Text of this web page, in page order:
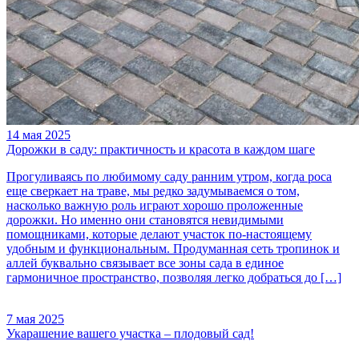
14 мая 2025
Дорожки в саду: практичность и красота в каждом шаге
Прогуливаясь по любимому саду ранним утром, когда роса
еще сверкает на траве, мы редко задумываемся о том,
насколько важную роль играют хорошо проложенные
дорожки. Но именно они становятся невидимыми
помощниками, которые делают участок по-настоящему
удобным и функциональным. Продуманная сеть тропинок и
аллей буквально связывает все зоны сада в единое
гармоничное пространство, позволяя легко добраться до […]
7 мая 2025
Укарашение вашего участка – плодовый сад!